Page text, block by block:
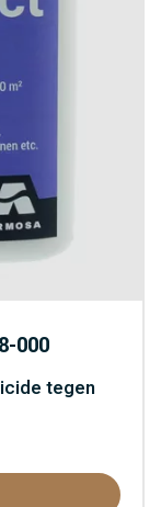
000
tegen